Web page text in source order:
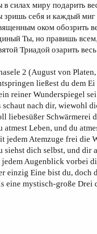
в силах миру подарить
зришь себя и каждый миг
оком обозрить
Ты, но правишь
Триадой озарить
2 (August von
ließest du dem
reiner Wunderspiegel
schaut nach dir, wiewohl
liebesüßer Schwärmerei
atmest Leben, und du
jedem Atemzuge frei die
siehst dich selbst, und dir
Augenblick vorbei
einzig Eine bist du, doch
eine mystisch-große Drei